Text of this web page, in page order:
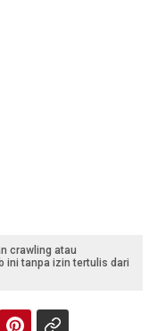
crawling atau
ini tanpa izin tertulis dari